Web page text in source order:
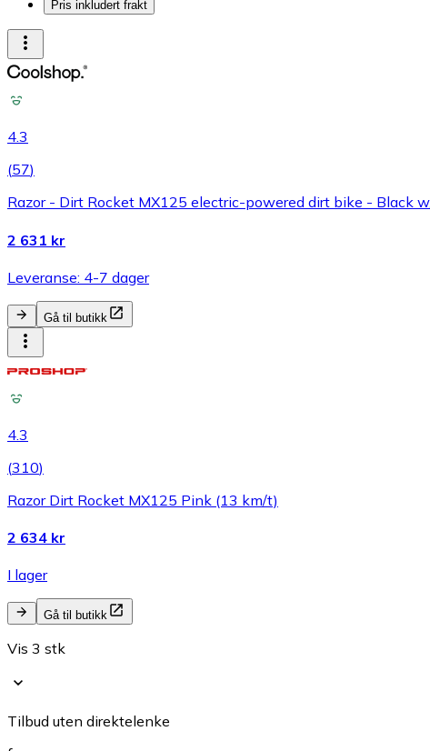
Pris inkludert frakt
4.3
(57)
Razor - Dirt Rocket MX125 electric-powered dirt bike - Black
2 631 kr
Leveranse: 4-7 dager
Gå til butikk
4.3
(310)
Razor Dirt Rocket MX125 Pink (13 km/t)
2 634 kr
I lager
Gå til butikk
Vis 3 stk
Tilbud uten direktelenke